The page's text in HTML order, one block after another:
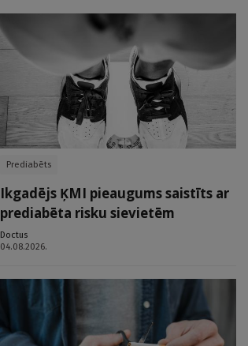
Prediabēts
Ikgadējs ĶMI pieaugums saistīts ar
prediabēta risku sievietēm
Doctus
04.08.2026.